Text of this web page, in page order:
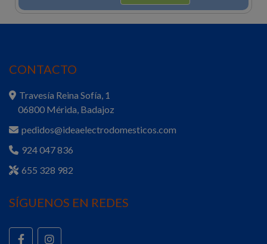
CONTACTO
Travesía Reina Sofía, 1
06800 Mérida, Badajoz
pedidos@ideaelectrodomesticos.com
924 047 836
655 328 982
SÍGUENOS EN REDES